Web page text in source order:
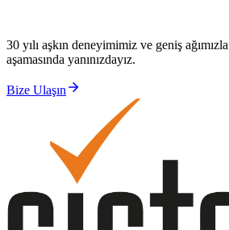
30 yılı aşkın deneyimimiz ve geniş
aşamasında yanınızdayız.
Bize Ulaşın